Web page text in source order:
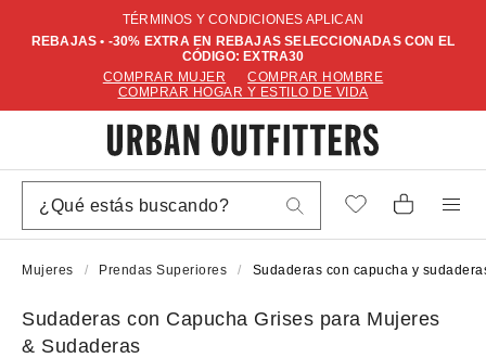
TÉRMINOS Y CONDICIONES APLICAN
REBAJAS • -30% EXTRA EN REBAJAS SELECCIONADAS CON EL
CÓDIGO: EXTRA30
COMPRAR MUJER
COMPRAR HOMBRE
COMPRAR HOGAR Y ESTILO DE VIDA
Mujeres Prendas Superiores Sudaderas con capucha y
Sudaderas con Capucha Grises para Mujeres
& Sudaderas